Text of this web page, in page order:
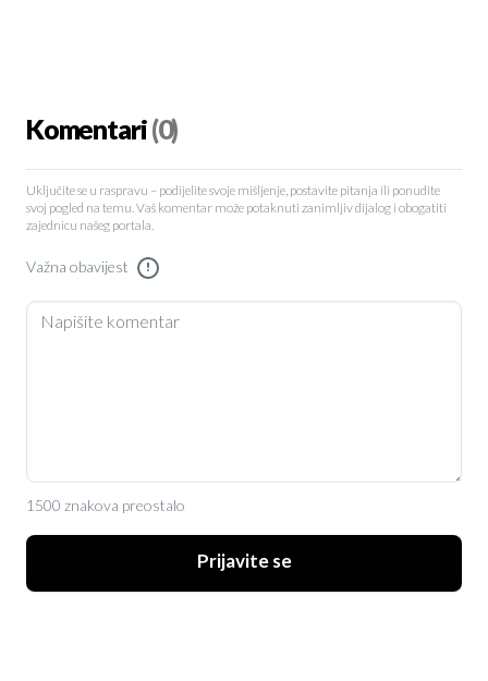
Komentari(0)
Uključite se u raspravu – podijelite svoje mišljenje, postavite pitanja ili ponudite
svoj pogled na temu. Vaš komentar može potaknuti zanimljiv dijalog i obogatiti
zajednicu našeg portala.
Važna obavijest !
1500 znakova preostalo
Prijavite se